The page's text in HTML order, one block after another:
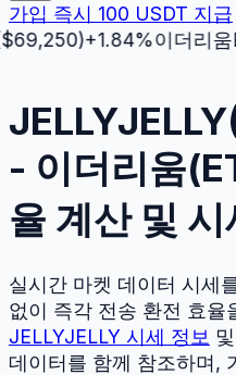
가입 즉시 100 USDT 지급
)+1.84%이더리움ETH/
- 이더리움
율 계산 및
실시간 마켓 데이터 시세
없이 즉각 전송 환전 효율
JELLYJELLY 시세 정보 및
데이터를 함께 참조하며,